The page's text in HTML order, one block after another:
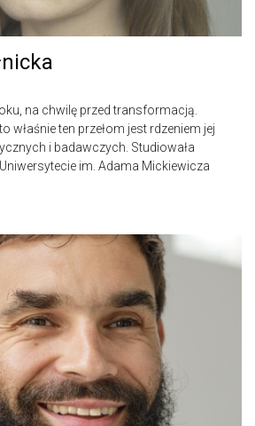
na chwilę przed transformacją.
właśnie ten przełom jest rdzeniem jej
i badawczych. Studiowała
im. Adama Mickiewicza